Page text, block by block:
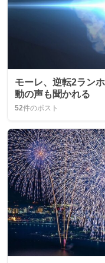
モーレ、逆転2ラン
動の声も聞かれる
52件のポスト